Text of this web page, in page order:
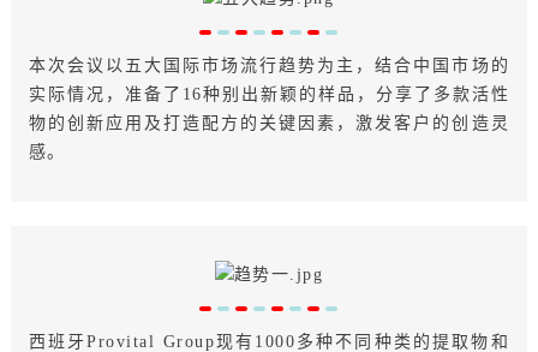
本次会议以五大国际市场流行趋势为主，结合中国市场的
实际情况，准备了16种别出新颖的样品，分享了多款活性
物的创新应用及打造配方的关键因素，激发客户的创造灵
感。
西班牙Provital Group现有1000多种不同种类的提取物和